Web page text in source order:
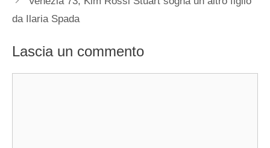
da Ilaria Spada
Lascia un commento